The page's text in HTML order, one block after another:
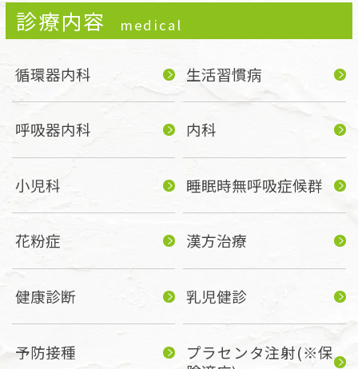
診療内容 medical
循環器内科 生活習慣病
呼吸器内科 内科
小児科 睡眠時無呼吸症候群
花粉症 漢方治療
健康診断 乳児健診
予防接種
プラセンタ注射(※保